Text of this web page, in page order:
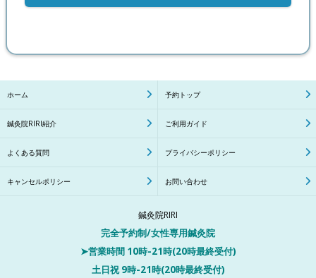
ホーム 予約トップ
鍼灸院RIRI紹介 ご利用ガイド
よくある質問 プライバシーポリシー
キャンセルポリシー お問い合わせ
鍼灸院RIRI
完全予約制/女性専用鍼灸院
➤営業時間 10時-21時(20時最終受付)
土日祝 9時-21時(20時最終受付)